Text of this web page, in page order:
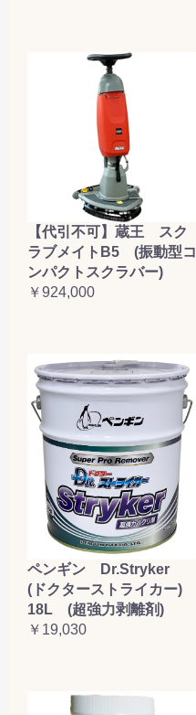
【代引不可】蔵王 スク
ラブメイトB5 (振動型コ
ンパクトスクラバー)
￥924,000
ペンギン Dr.Stryker
(ドクターストライカー)
18L (超強力剥離剤)
￥19,030